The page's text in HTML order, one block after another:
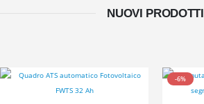
NUOVI PRODOTTI
-6%